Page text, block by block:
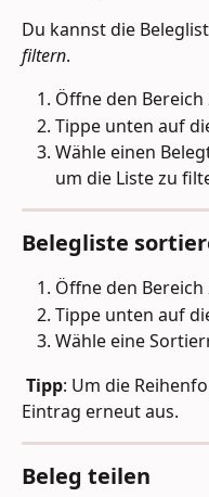
Du kannst die
filtern.
Öffne den Bereich
Tippe unten auf
Wähle einen
um die Liste zu
Belegliste
Öffne den Bereich
Tippe unten auf
Wähle eine
Tipp: Um die
Eintrag erneut aus.
Beleg teilen